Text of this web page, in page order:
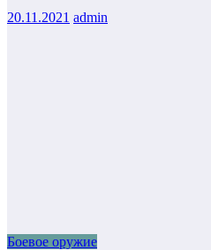
20.11.2021 admin
Боевое оружие